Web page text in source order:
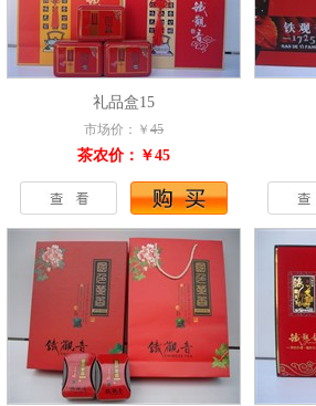
礼品盒15
市场价：￥ 45
茶农价：￥45